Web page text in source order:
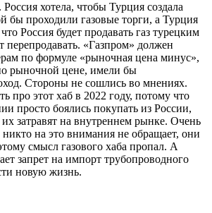
хотела, чтобы Турция создала
бы проходили газовые торги, а Турция
Россия будет продавать газ турецким
перепродавать. «Газпром» должен
по формуле «рыночная цена минус»,
рыночной цене, имели бы
Стороны не сошлись во мнениях.
про этот хаб в 2022 году, потому что
просто боялись покупать из России,
их затравят на внутреннем рынке. Очень
никто на это внимания не обращает, они
смысл газового хаба пропал. А
запрет на импорт трубопроводного
новую жизнь.